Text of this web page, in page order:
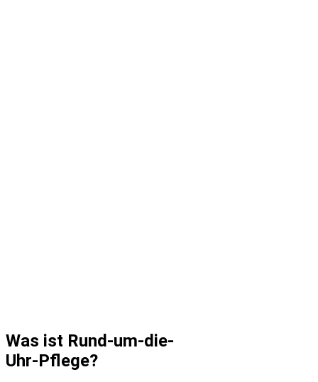
Was ist Rund-um-die-
Uhr-Pflege?